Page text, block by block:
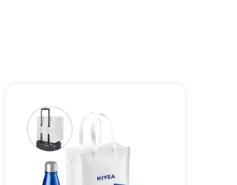
A nossa empresa está comprometida a
privacidade, utilizaremos seus dados
momento.